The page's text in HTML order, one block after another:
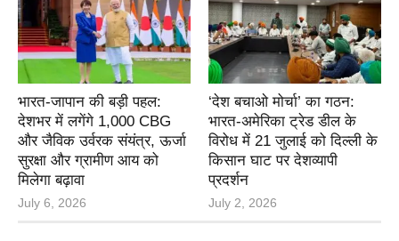
भारत-जापान की बड़ी पहल:
देशभर में लगेंगे 1,000 CBG
और जैविक उर्वरक संयंत्र, ऊर्जा
सुरक्षा और ग्रामीण आय को
मिलेगा बढ़ावा
July 6, 2026
‘देश बचाओ मोर्चा’ का गठन:
भारत-अमेरिका ट्रेड डील के
विरोध में 21 जुलाई को दिल्ली के
किसान घाट पर देशव्यापी
प्रदर्शन
July 2, 2026